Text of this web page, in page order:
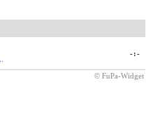
-:-
© FuPa-Widget